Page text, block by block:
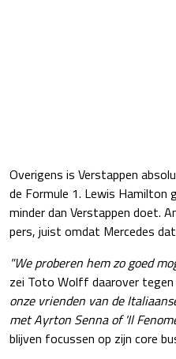
Overigens is Verstappen
de Formule 1. Lewis Hamilton
minder dan Verstappen doet.
pers, juist omdat Mercedes
"We proberen hem zo goed
zei Toto Wolff daarover tegen
onze vrienden van de
met Ayrton Senna of 'Il
blijven focussen op zijn core